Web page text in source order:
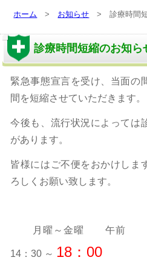
ホーム > お知らせ > 診療時間短
診療時間短縮のお知ら
緊急事態宣言を受け、当面の
間を短縮させていただきます。
今後も、流行状況によっては
があります。
皆様にはご不便をおかけしま
ろしくお願い致します。
月曜～金曜 午前
14：30 ～ 18：00